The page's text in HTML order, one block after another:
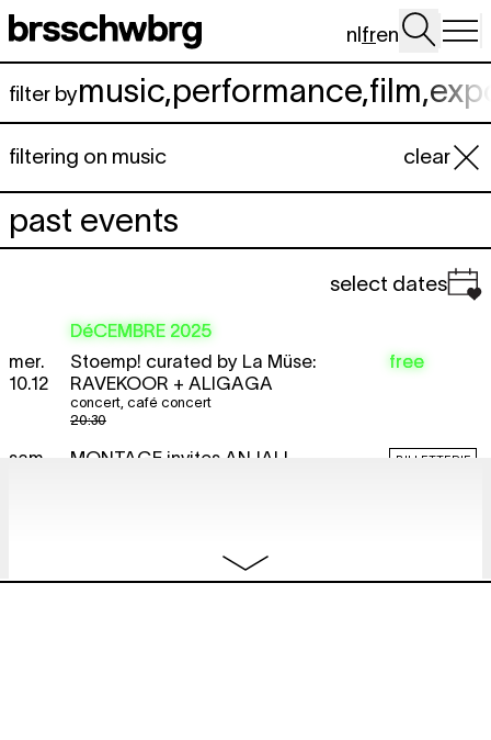
Aller au contenu principal
nlfren
filter bymusic,performance,film,
filtering on music clear
past events
select dates
DéCEMBRE 2025
mer.
10.12
Stoemp! curated by La Müse:
RAVEKOOR + ALIGAGA
20:30
concert café concert
free
sam.
MONTAGE invites ANJALI
BILLETTERIE
Une conversation sur les club
commons, la création de